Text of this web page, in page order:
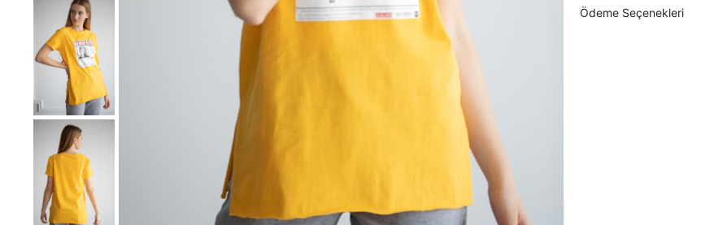
Ödeme Seçenekleri